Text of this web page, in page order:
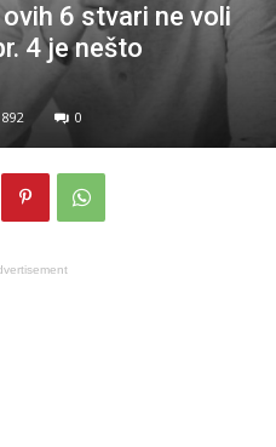
6 stvari ne voli
4 je nešto
892 0